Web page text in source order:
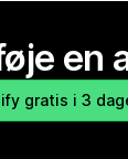
en
gratis i 3